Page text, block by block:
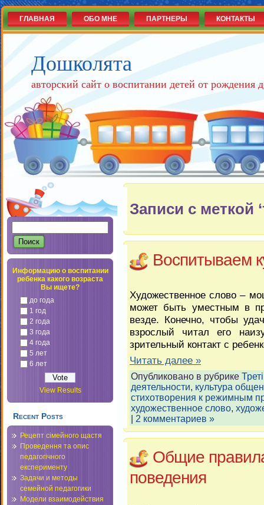
Дошколята
авторский сайт о воспитании детей от рождения
ГЛАВНАЯ ОБО МНЕ ПАРТНЕРЫ КОНТАКТЫ
Информацию о воспитании
ребенка какого возраста
Вы ищете?
до года
1 год
2 года
3 года
4 года
5 лет
6 лет
View Results
Recent Posts
Рецепт сімейного щастя
Проведення та опис
педагогічного
експерименту
Задачи и методы
семейной педагогики
Модели взаимодействия
Записи с меткой
Воспитываем
Художественное слово –
может быть уместным в
везде. Конечно, чтобы
взрослый читал его
зрительный контакт с
Читать далее »
Опубликовано в рубрике
деятельности, культура
стихотворения к режимным
художественное слово,
2 комментариев »
Общие
поведения